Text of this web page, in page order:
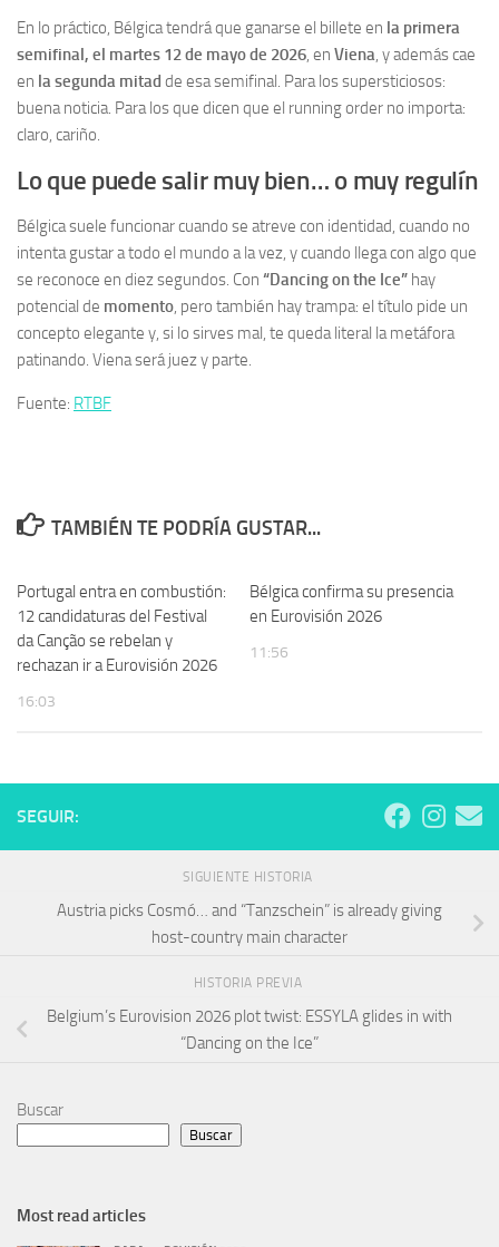
En lo práctico, Bélgica tendrá que ganarse el billete en la primera
semifinal, el martes 12 de mayo de 2026, en Viena, y además cae
en la segunda mitad de esa semifinal. Para los supersticiosos:
buena noticia. Para los que dicen que el running order no importa:
claro, cariño.
Lo que puede salir muy bien… o muy regulín
Bélgica suele funcionar cuando se atreve con identidad, cuando no
intenta gustar a todo el mundo a la vez, y cuando llega con algo que
se reconoce en diez segundos. Con “Dancing on the Ice” hay
potencial de momento, pero también hay trampa: el título pide un
concepto elegante y, si lo sirves mal, te queda literal la metáfora
patinando. Viena será juez y parte.
Fuente: RTBF
TAMBIÉN TE PODRÍA GUSTAR...
Portugal entra en combustión:
12 candidaturas del Festival
da Canção se rebelan y
rechazan ir a Eurovisión 2026
16:03
Bélgica confirma su presencia
en Eurovisión 2026
11:56
SEGUIR:
SIGUIENTE HISTORIA
Austria picks Cosmó… and “Tanzschein” is already giving
host-country main character
HISTORIA PREVIA
Belgium’s Eurovision 2026 plot twist: ESSYLA glides in with
“Dancing on the Ice”
Buscar
Buscar
Most read articles